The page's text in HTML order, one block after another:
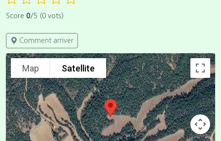
Score 0/5 (0 vots)
Comment arriver
Map Satellite